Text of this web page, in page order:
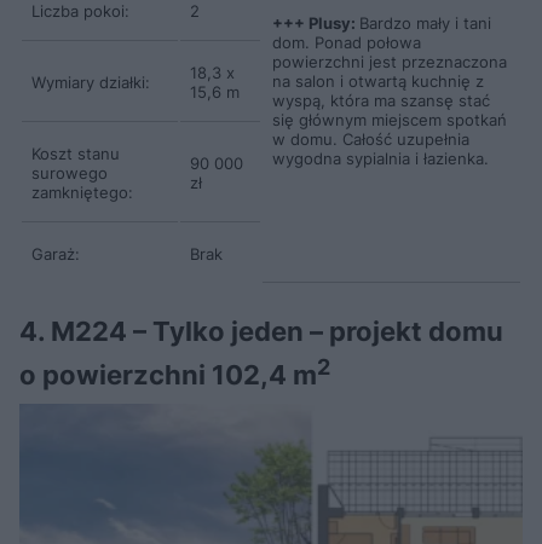
+++ Plusy: Bardzo mały i tani
dom. Ponad połowa
powierzchni jest przeznaczona
na salon i otwartą kuchnię z
wyspą, która ma szansę stać
się głównym miejscem spotkań
w domu. Całość uzupełnia
wygodna sypialnia i łazienka.
Liczba pokoi: 2
Wymiary działki:
18,3 x
15,6 m
Koszt stanu
surowego
zamkniętego:
90 000
zł
Garaż: Brak
4. M224 – Tylko jeden – projekt domu
o powierzchni 102,4 m2